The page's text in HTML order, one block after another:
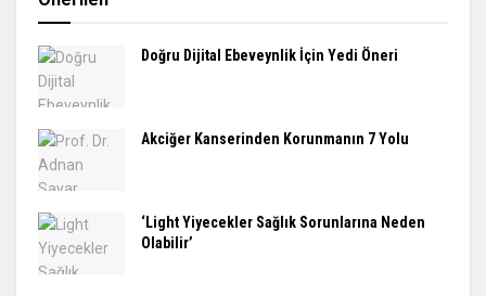
Doğru Dijital Ebeveynlik İçin Yedi Öneri
Akciğer Kanserinden Korunmanın 7 Yolu
‘Light Yiyecekler Sağlık Sorunlarına Neden
Olabilir’